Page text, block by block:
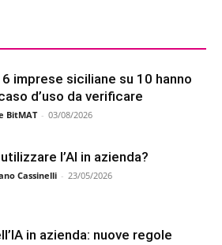
imprese siciliane su 10 hanno
d’uso da verificare
BitMAT - 03/08/2026
l’AI in azienda?
Cassinelli - 23/05/2026
in azienda: nuove regole